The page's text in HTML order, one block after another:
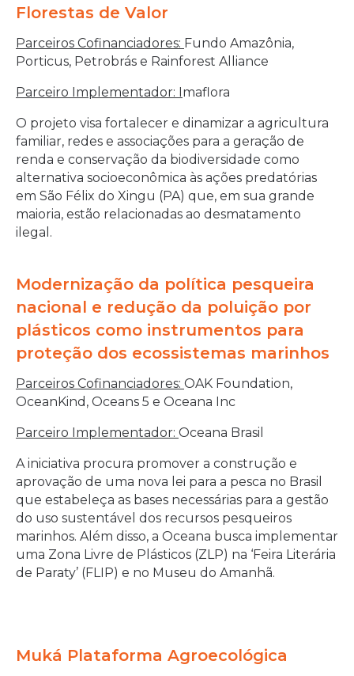
Florestas de Valor
Parceiros Cofinanciadores: Fundo Amazônia,
Porticus, Petrobrás e Rainforest Alliance
Parceiro Implementador: Imaflora
O projeto visa fortalecer e dinamizar a agricultura
familiar, redes e associações para a geração de
renda e conservação da biodiversidade como
alternativa socioeconômica às ações predatórias
em São Félix do Xingu (PA) que, em sua grande
maioria, estão relacionadas ao desmatamento
ilegal.
Modernização da política pesqueira
nacional e redução da poluição por
plásticos como instrumentos para
proteção dos ecossistemas marinhos
Parceiros Cofinanciadores: OAK Foundation,
OceanKind, Oceans 5 e Oceana Inc
Parceiro Implementador: Oceana Brasil
A iniciativa procura promover a construção e
aprovação de uma nova lei para a pesca no Brasil
que estabeleça as bases necessárias para a gestão
do uso sustentável dos recursos pesqueiros
marinhos. Além disso, a Oceana busca implementar
uma Zona Livre de Plásticos (ZLP) na ‘Feira Literária
de Paraty’ (FLIP) e no Museu do Amanhã.
Muká Plataforma Agroecológica